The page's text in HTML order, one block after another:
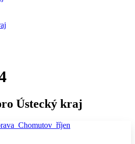
Ústecký kraj